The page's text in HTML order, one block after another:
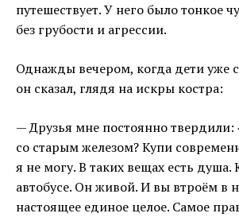
путешествует. У него было тонкое
без грубости и агрессии.
Однажды вечером, когда дети уже
он сказал, глядя на искры костра:
— Друзья мне постоянно твердили:
со старым железом? Купи
я не могу. В таких вещах есть
автобусе. Он живой. И вы втроём в
настоящее единое целое. Самое